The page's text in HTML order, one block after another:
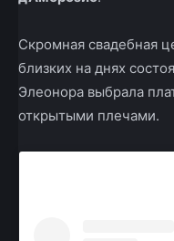
Скромная свадебная
близких на днях
Элеонора выбрала
открытыми плечами.